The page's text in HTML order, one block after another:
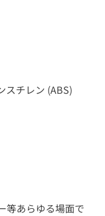
スチレン (ABS)
等あらゆる場面で